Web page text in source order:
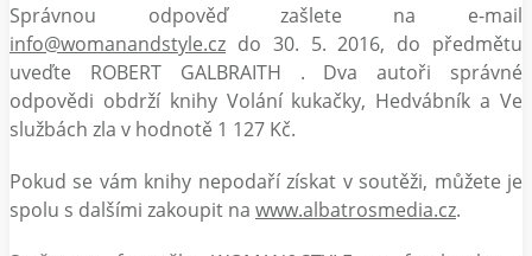
Správnou odpověď zašlete na e-mail
info@womanandstyle.cz do 30. 5. 2016, do předmětu
uveďte ROBERT GALBRAITH . Dva autoři správné
odpovědi obdrží knihy Volání kukačky, Hedvábník a Ve
službách zla v hodnotě 1 127 Kč.
Pokud se vám knihy nepodaří získat v soutěži, můžete je
spolu s dalšími zakoupit na www.albatrosmedia.cz.